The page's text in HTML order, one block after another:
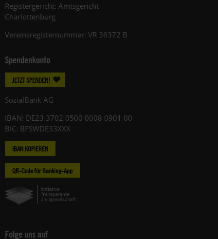
Registergericht: Amtsgericht
Charlottenburg
Vereinsregisternummer: VR 36372 B
Spendenkonto
JETZT SPENDEN!
SozialBank AG
IBAN: DE23 3702 0500 0008 0901 00
BIC: BFSWDE33XXX
IBAN KOPIEREN
QR-Code für Banking-App
Folge uns auf